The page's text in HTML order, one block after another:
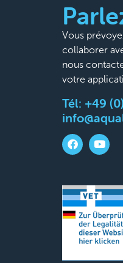
Vous
collaborer
nous
votre
Tél: +49